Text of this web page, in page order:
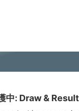
中: Draw & Result